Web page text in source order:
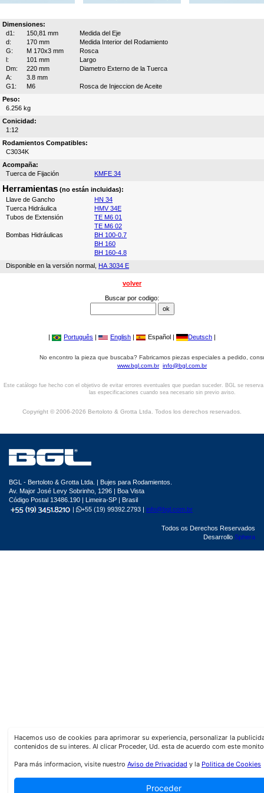
Dimensiones:
d1:
150,81 mm
Medida del Eje
d:
170 mm
Medida Interior del Rodamiento
G:
M 170x3 mm
Rosca
l:
101 mm
Largo
Dm:
220 mm
Diametro Externo de la Tuerca
A:
3.8 mm
G1:
M6
Rosca de Injeccion de Aceite
Peso:
6.256 kg
Conicidad:
1:12
Rodamientos Compatibles:
C3034K
Acompaña:
Tuerca de Fijación
KMFE 34
Herramientas (no están incluidas):
Llave de Gancho
HN 34
Tuerca Hidráulica
HMV 34E
Tubos de Extensión
TE M6 01
TE M6 02
Bombas Hidráulicas
BH 100-0.7
BH 160
BH 160-4.8
Disponible en la versión normal, HA 3034 E
volver
Buscar por codigo:
| Português | English | Español | Deutsch |
No encontro la pieza que buscaba? Fabricamos piezas especiales a pedido,
www.bgl.com.br info@bgl.com.br
Este catálogo fue hecho con el objetivo de evitar errores eventuales que puedan suceder. BGL se
las especificaciones cuando sea necesario sin previo aviso.
Copyright © 2006-2026 Bertoloto & Grotta Ltda. Todos los derechos reservados.
Hacemos uso de cookies para aprimorar su experiencia, personalizar la
contenidos de su interes. Al clicar Proceder, Ud. esta de acuerdo com este
Para más informacion, visite nuestro Aviso de Privacidad y la Politica de Cookies
Proceder
BGL - Bertoloto & Grotta Ltda. | Bujes para Rodamientos.
Av. Major José Levy Sobrinho, 1296 | Boa Vista
Código Postal 13486.190 | Limeira-SP | Brasil
|
+55 (19) 99392.2793 | info@bgl.com.br
Todos os Derechos Reservados
Desarrollo Sphera